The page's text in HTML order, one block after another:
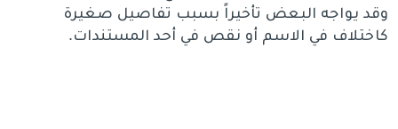
وقد يواجه البعض تأخيراً بسبب تفاصيل صغيرة
كاختلاف في الاسم أو نقص في أحد المستندات.